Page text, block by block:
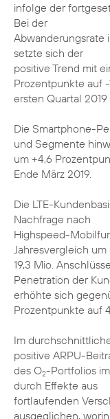
infolge der
Bei der
Abwanderungsrate
setzte sich der
positive Trend mit
Prozentpunkte auf -
ersten Quartal 2019
Die Smartphone-
und Segmente
um +4,6
Ende März 2019.
Die LTE-
Nachfrage nach
Highspeed-
Jahresvergleich um
19,3 Mio.
Penetration der
erhöhte sich
Prozentpunkte auf
Im
positive ARPU-
des O2-Portfolios
durch Effekte aus
fortlaufenden
ausgeglichen, worin